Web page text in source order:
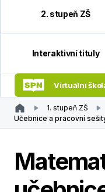
2. stupeň ZŠ
Interaktivní tituly
Virtuální
1. stupeň ZŠ
Učebnice a pracovní